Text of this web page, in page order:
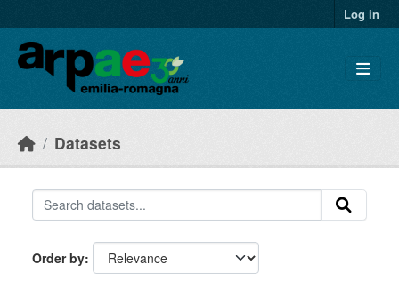
Log in
Datasets
Order by